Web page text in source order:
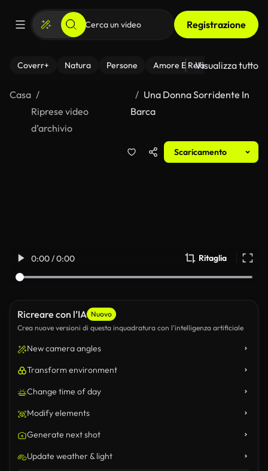
Registrazione
Coverr+ Natura Persone Amore E Relazioni Il
Visualizza tutto
Casa
Riprese video
d’archivio
Una Donna Sorridente In
Barca
Scaricamento
0:00 / 0:00 Ritaglia
Ricreare con l’IA Nuovo
Crea nuove versioni di questa inquadratura con l’intelligenza artificiale
New camera angles
Transform environment
Change time of day
Modify elements
Generate next shot
Update weather & light